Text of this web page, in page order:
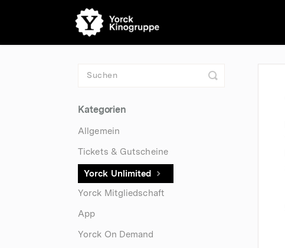
Toggle
Kategorien
Allgemein
Tickets & Gutscheine
Yorck Unlimited
Yorck Mitgliedschaft
App
Yorck On Demand